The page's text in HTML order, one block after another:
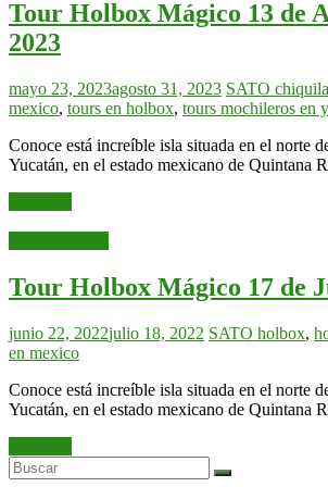
Tour Holbox Mágico 13 de
2023
mayo 23, 2023agosto 31, 2023 SATO chiquila
mexico, tours en holbox, tours mochileros en
Conoce está increíble isla situada en el norte
Yucatán, en el estado mexicano de Quintana
Tour Holbox Mágico 17 de
junio 22, 2022julio 18, 2022 SATO holbox,
en mexico
Conoce está increíble isla situada en el norte
Yucatán, en el estado mexicano de Quintana